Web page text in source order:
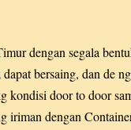
dengan segala
bersaing, dan de
kondisi door to door
iriman dengan